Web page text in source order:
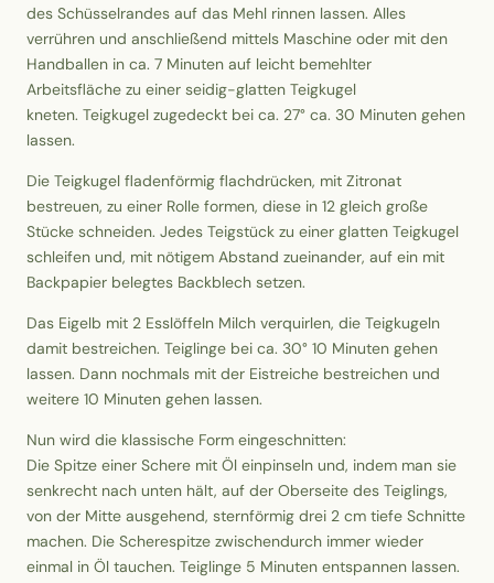
des Schüsselrandes auf das Mehl rinnen lassen. Alles
verrühren und anschließend mittels Maschine oder mit den
Handballen in ca. 7 Minuten auf leicht bemehlter
Arbeitsfläche zu einer seidig-glatten Teigkugel
kneten. Teigkugel zugedeckt bei ca. 27° ca. 30 Minuten gehen
lassen.
Die Teigkugel fladenförmig flachdrücken, mit Zitronat
bestreuen, zu einer Rolle formen, diese in 12 gleich große
Stücke schneiden. Jedes Teigstück zu einer glatten Teigkugel
schleifen und, mit nötigem Abstand zueinander, auf ein mit
Backpapier belegtes Backblech setzen.
Das Eigelb mit 2 Esslöffeln Milch verquirlen, die Teigkugeln
damit bestreichen. Teiglinge bei ca. 30° 10 Minuten gehen
lassen. Dann nochmals mit der Eistreiche bestreichen und
weitere 10 Minuten gehen lassen.
Nun wird die klassische Form eingeschnitten:
Die Spitze einer Schere mit Öl einpinseln und, indem man sie
senkrecht nach unten hält, auf der Oberseite des Teiglings,
von der Mitte ausgehend, sternförmig drei 2 cm tiefe Schnitte
machen. Die Scherespitze zwischendurch immer wieder
einmal in Öl tauchen. Teiglinge 5 Minuten entspannen lassen.